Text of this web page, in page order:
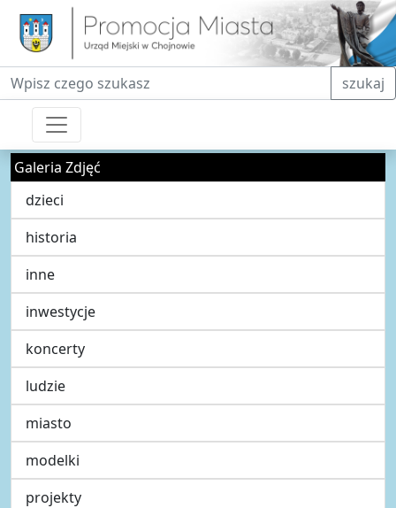
Fraza do wyszukiwania szukaj
Galeria Zdjęć
dzieci
historia
inne
inwestycje
koncerty
ludzie
miasto
modelki
projekty